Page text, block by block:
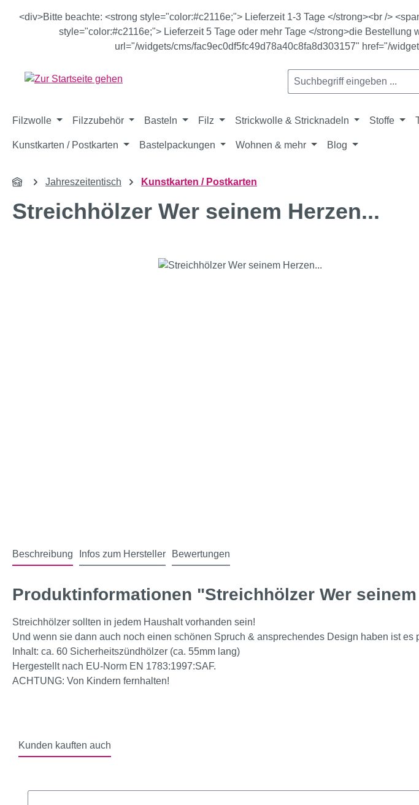
Hauptinhalt springen
Zur Suche springen
Zur Hauptnavigation springen
<div>Bitte beachte: <strong style="color:#c2116e;"> Lieferzeit 1-3 Tage </strong><br />
style="color:#c2116e;"> Lieferzeit 5 Tage oder mehr Tage </strong>die
url="/widgets/cms/fac9ec0df5fc49d78a40c8fa8d303157" href="/
Filzwolle Filzzubehör Basteln Filz Strickwolle & Stricknadeln Stoffe
Kunstkarten / Postkarten Bastelpackungen Wohnen & mehr Blog
Jahreszeitentisch Kunstkarten / Postkarten
Streichhölzer Wer seinem Herzen...
Beschreibung Infos zum Hersteller Bewertungen
Produktinformationen "Streichhölzer Wer
Streichhölzer sollten in jedem Haushalt vorhanden sein!
Und wenn sie dann auch noch einen schönen Spruch & ansprechendes Design haben ist es
Inhalt: ca. 60 Sicherheitszündhölzer (ca. 55mm lang)
Hergestellt nach EU-Norm EN 1783:1997:SAF.
ACHTUNG: Von Kindern fernhalten!
Kunden kauften auch